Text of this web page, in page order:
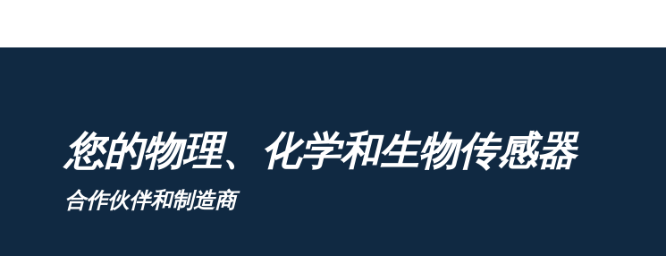
您的物理、化学和生物传感器
合作伙伴和制造商